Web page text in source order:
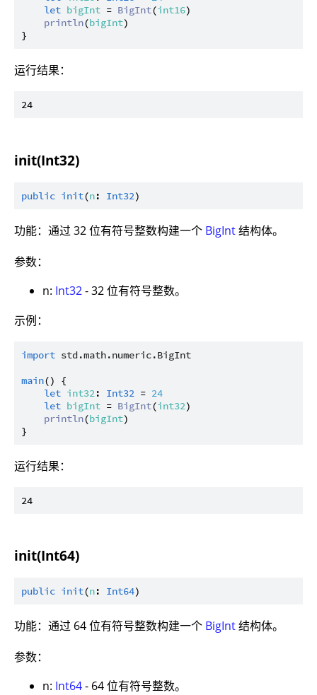
let bigInt = BigInt(int16)
println(bigInt)
运行结果：
init(Int32)
public init(n: Int32
功能：通过 32 位有符号整数构建一个 BigInt结构体。
参数：
n: Int32- 32 位有符号整数。
示例：
import std.math.numeric.BigInt
main() {
let int32 : Int32 = 24
let bigInt = BigInt(int32)
println(bigInt)
运行结果：
init(Int64)
public init(n: Int64
功能：通过 64 位有符号整数构建一个 BigInt结构体。
参数：
n: Int64- 64 位有符号整数。